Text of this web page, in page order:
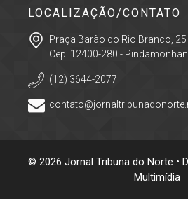
LOCALIZAÇÃO/CONTATO
Praça Barão do Rio Branco, 25
Cep: 12400-280 -
(12) 3644-2077
© 2026 Jornal Tribuna do Norte •
Multimídia